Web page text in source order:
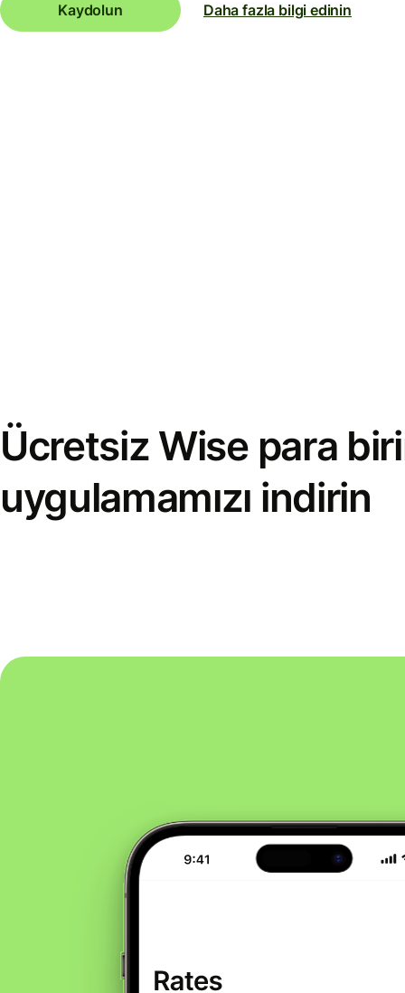
Kaydolun Daha fazla bilgi edinin
Ücretsiz Wise para
uygulamamızı indirin